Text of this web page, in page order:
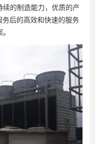
的制造能力，优质的产
后的高效和快速的服务